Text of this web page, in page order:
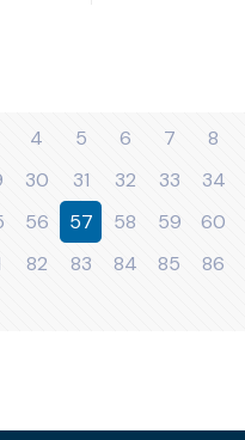
4 5 6 7 8
30 31 32 33 34
56 57 58 59 60
82 83 84 85 86